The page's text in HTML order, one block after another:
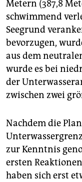
Metern (387,8
schwimmend
Seegrund
bevorzugen,
aus dem
wurde es bei
der
zwischen zwei
Nachdem die
zur Kenntnis
ersten
haben sich erst